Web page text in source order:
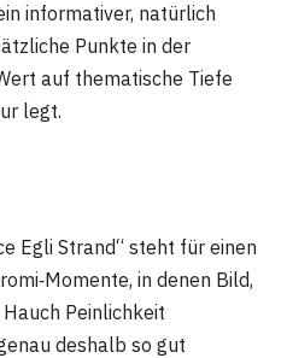
informativer, natürlich
Punkte in der
auf thematische Tiefe
legt.
Egli Strand“ steht für einen
in denen Bild,
Peinlichkeit
deshalb so gut